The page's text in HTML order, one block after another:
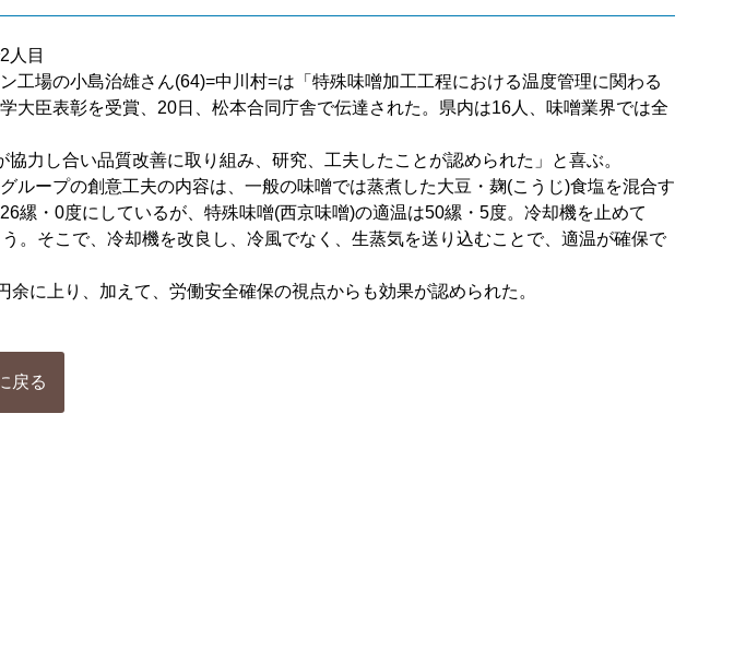
人目
工場の小島治雄さん(64)=中川村=は「特殊味噌加工工程における温度管理に関わる
大臣表彰を受賞、20日、松本合同庁舎で伝達された。県内は16人、味噌業界では全
力し合い品質改善に取り組み、研究、工夫したことが認められた」と喜ぶ。
ループの創意工夫の内容は、一般の味噌では蒸煮した大豆・麹(こうじ)食塩を混合す
縲・0度にしているが、特殊味噌(西京味噌)の適温は50縲・5度。冷却機を止めて
。そこで、冷却機を改良し、冷風でなく、生蒸気を送り込むことで、適温が確保で
に上り、加えて、労働安全確保の視点からも効果が認められた。
戻る